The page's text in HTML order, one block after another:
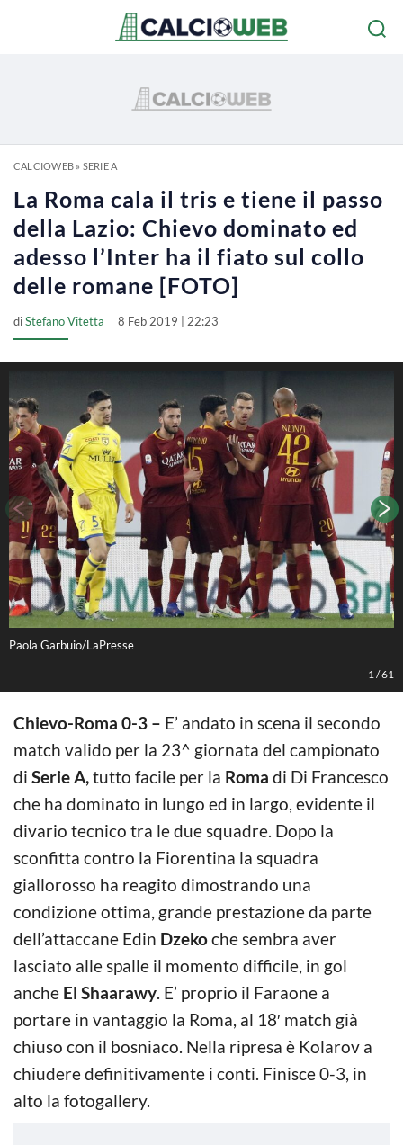
CALCIOWEB» SERIE A
La Roma cala il tris e tiene il passo
della Lazio: Chievo dominato ed
adesso l’Inter ha il fiato sul collo
delle romane [FOTO]
diStefano Vitetta 8 Feb 2019 | 22:23
Paola Garbuio/LaPresse
1 /61
Chievo-Roma 0-3 – E’ andato in scena il secondo
match valido per la 23^ giornata del campionato
di Serie A,tutto facile per la Roma di Di Francesco
che ha dominato in lungo ed in largo, evidente il
divario tecnico tra le due squadre. Dopo la
sconfitta contro la Fiorentina la squadra
giallorosso ha reagito dimostrando una
condizione ottima, grande prestazione da parte
dell’attaccane Edin Dzekoche sembra aver
lasciato alle spalle il momento difficile, in gol
anche El Shaarawy. E’ proprio il Faraone a
portare in vantaggio la Roma, al 18′ match già
chiuso con il bosniaco. Nella ripresa è Kolarov a
chiudere definitivamente i conti. Finisce 0-3, in
alto la fotogallery.